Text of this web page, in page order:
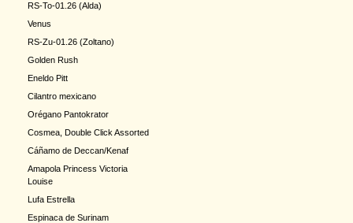
RS-To-01.26 (Alda)
Venus
RS-Zu-01.26 (Zoltano)
Golden Rush
Eneldo Pitt
Cilantro mexicano
Orégano Pantokrator
Cosmea, Double Click Assorted
Cáñamo de Deccan/Kenaf
Amapola Princess Victoria
Louise
Lufa Estrella
Espinaca de Surinam